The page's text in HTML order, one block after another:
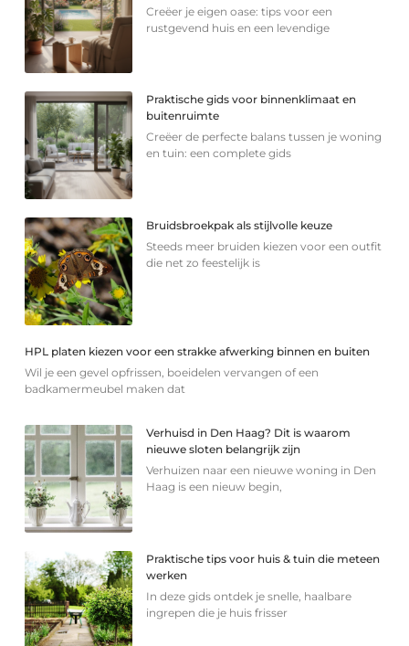
Creëer je eigen oase: tips voor een
rustgevend huis en een levendige
Praktische gids voor binnenklimaat en
buitenruimte
Creëer de perfecte balans tussen je woning
en tuin: een complete gids
Bruidsbroekpak als stijlvolle keuze
Steeds meer bruiden kiezen voor een outfit
die net zo feestelijk is
HPL platen kiezen voor een strakke afwerking binnen en buiten
Wil je een gevel opfrissen, boeidelen vervangen of een
badkamermeubel maken dat
Verhuisd in Den Haag? Dit is waarom
nieuwe sloten belangrijk zijn
Verhuizen naar een nieuwe woning in Den
Haag is een nieuw begin,
Praktische tips voor huis & tuin die meteen
werken
In deze gids ontdek je snelle, haalbare
ingrepen die je huis frisser